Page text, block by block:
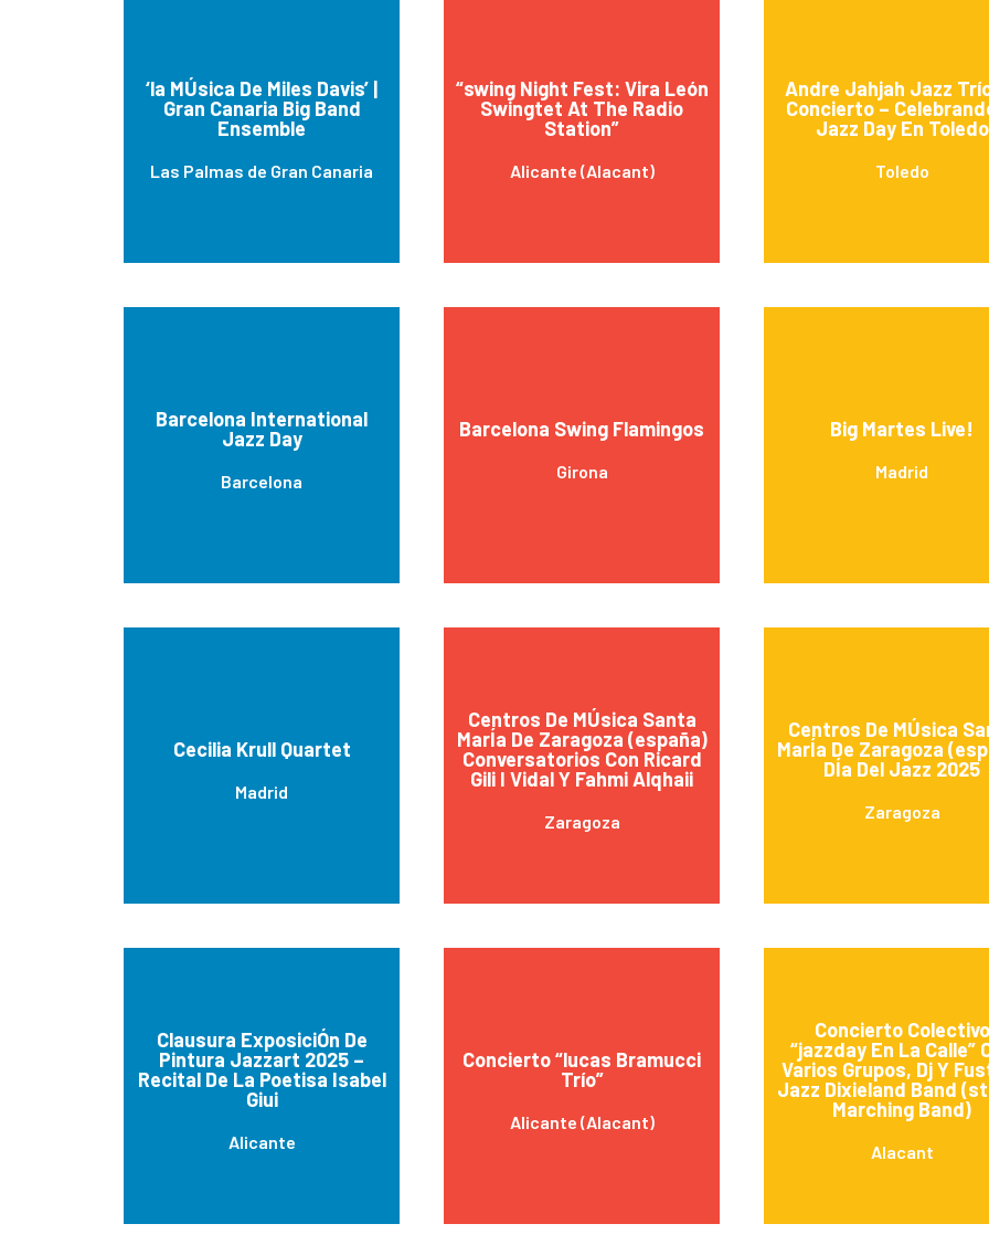
‘la MÚsica De Miles Davis’ |
Gran Canaria Big Band
Ensemble
Las Palmas de Gran Canaria
“swing Night Fest: Vira León
Swingtet At The Radio
Station”
Alicante (Alacant)
Andre Jahjah Jazz
Concierto –
Jazz Day En Toledo
Toledo
Barcelona International
Jazz Day
Barcelona
Barcelona Swing Flamingos
Girona
Big Martes Live!
Madrid
Cecilia Krull Quartet
Madrid
Centros De MÚsica Santa
MarÍa De Zaragoza (españa)
Conversatorios Con Ricard
Gili I Vidal Y Fahmi Alqhaii
Zaragoza
Centros De MÚsica
MarÍa De Zaragoza
DÍa Del Jazz 2025
Zaragoza
Clausura ExposiciÓn De
Pintura Jazzart 2025 –
Recital De La Poetisa Isabel
Giui
Alicante
Concierto “lucas Bramucci
Trío”
Alicante (Alacant)
Concierto Colectivo
“jazzday En La Calle”
Varios Grupos, Dj Y
Jazz Dixieland Band
Marching Band)
Alacant